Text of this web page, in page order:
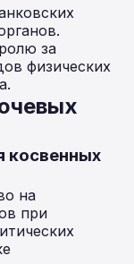
за
физических
косвенных
на
при